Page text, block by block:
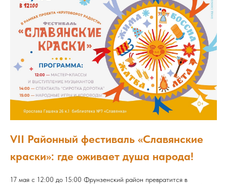
VII Районный фестиваль «Славянские
краски»: где оживает душа народа!
17 мая с 12:00 до 15:00 Фрунзенский район превратится в